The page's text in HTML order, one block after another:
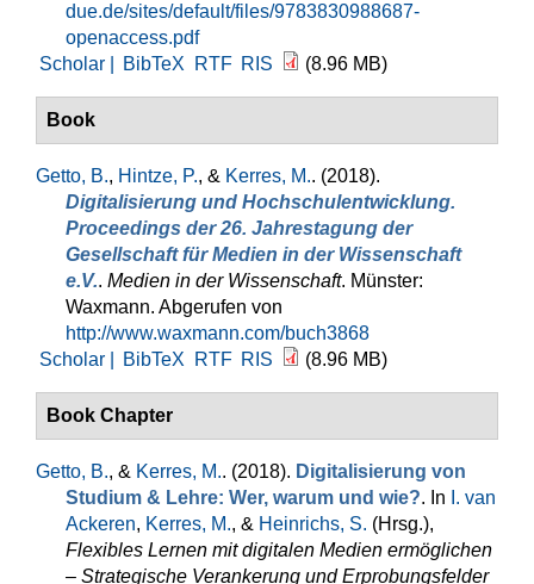
due.de/sites/default/files/9783830988687-
openaccess.pdf
Scholar |
BibTeX RTF RIS (8.96 MB)
Book
Getto, B., Hintze, P., & Kerres, M.. (2018).
Digitalisierung und Hochschulentwicklung.
Proceedings der 26. Jahrestagung der
Gesellschaft für Medien in der Wissenschaft
e.V.. Medien in der Wissenschaft. Münster:
Waxmann. Abgerufen von
http://www.waxmann.com/buch3868
Scholar |
BibTeX RTF RIS (8.96 MB)
Book Chapter
Getto, B., & Kerres, M.. (2018). Digitalisierung von
Studium & Lehre: Wer, warum und wie?. In I. van
Ackeren, Kerres, M., & Heinrichs, S. (Hrsg.),
Flexibles Lernen mit digitalen Medien ermöglichen
– Strategische Verankerung und Erprobungsfelder